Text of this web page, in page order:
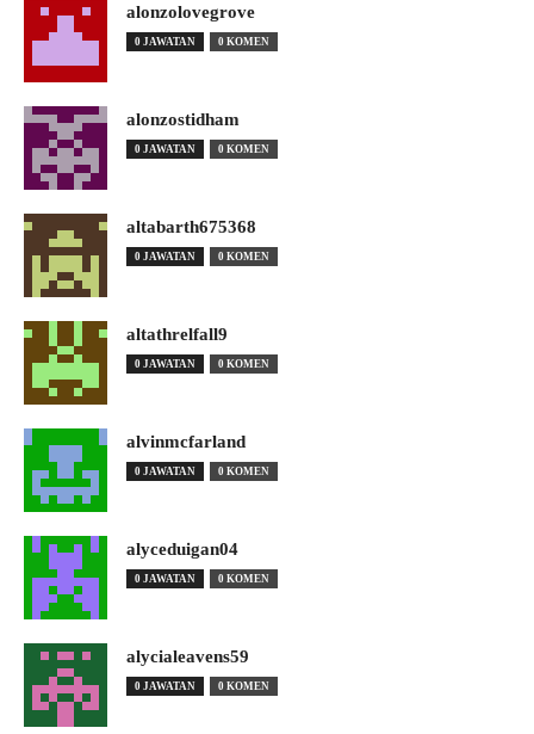
alonzolovegrove
0 JAWATAN 0 KOMEN
alonzostidham
0 JAWATAN 0 KOMEN
altabarth675368
0 JAWATAN 0 KOMEN
altathrelfall9
0 JAWATAN 0 KOMEN
alvinmcfarland
0 JAWATAN 0 KOMEN
alyceduigan04
0 JAWATAN 0 KOMEN
alycialeavens59
0 JAWATAN 0 KOMEN